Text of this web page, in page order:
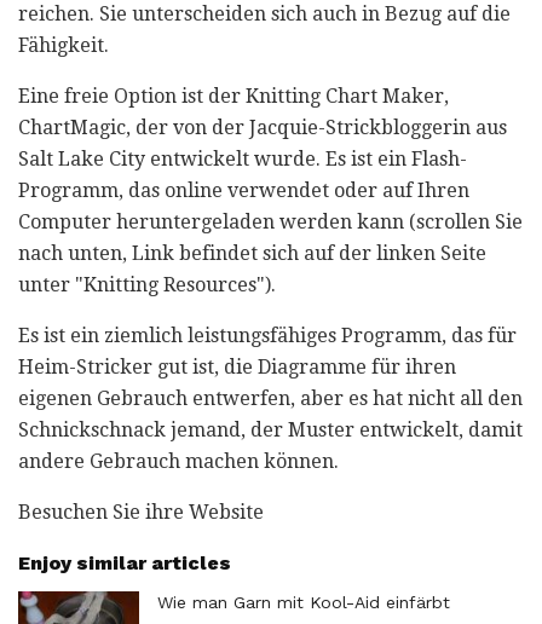
reichen. Sie unterscheiden sich auch in Bezug auf die
Fähigkeit.
Eine freie Option ist der Knitting Chart Maker,
ChartMagic, der von der Jacquie-Strickbloggerin aus
Salt Lake City entwickelt wurde. Es ist ein Flash-
Programm, das online verwendet oder auf Ihren
Computer heruntergeladen werden kann (scrollen Sie
nach unten, Link befindet sich auf der linken Seite
unter "Knitting Resources").
Es ist ein ziemlich leistungsfähiges Programm, das für
Heim-Stricker gut ist, die Diagramme für ihren
eigenen Gebrauch entwerfen, aber es hat nicht all den
Schnickschnack jemand, der Muster entwickelt, damit
andere Gebrauch machen können.
Besuchen Sie ihre Website
Enjoy similar articles
Wie man Garn mit Kool-Aid einfärbt